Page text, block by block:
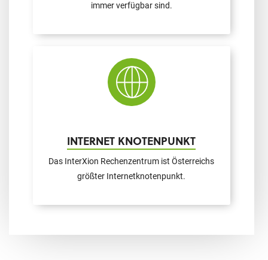
immer verfügbar sind.
INTERNET KNOTENPUNKT
Das InterXion Rechenzentrum ist Österreichs
größter Internetknotenpunkt.